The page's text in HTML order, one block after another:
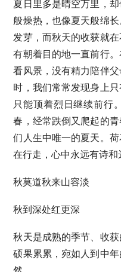
夏日里多是晴空万里，
般燥热，也像夏天般绵
发芽，而秋天的收获就
有朝着目的地一直前行
看风景，没有精力陪伴
时，我们常常发现身上
只能顶着烈日继续前行
春，经常跌倒又爬起的
们人生中唯一的夏天。
在行走，心中永远有诗和
秋莫道秋来山容淡
秋到深处红更深
秋天是成熟的季节、收
硕果累累，宛如人到中